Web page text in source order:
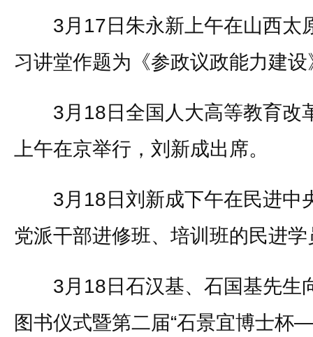
3月17日朱永新上午在山西太
习讲堂作题为《参政议政能力建
3月18日全国人大高等教育改
上午在京举行，刘新成出席。
3月18日刘新成下午在民进中
党派干部进修班、培训班的民进
3月18日石汉基、石国基先生
图书仪式暨第二届“石景宜博士